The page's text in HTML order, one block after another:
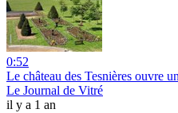
0:52
Le château des Tesnières ouvre
Le Journal de Vitré
il y a 1 an